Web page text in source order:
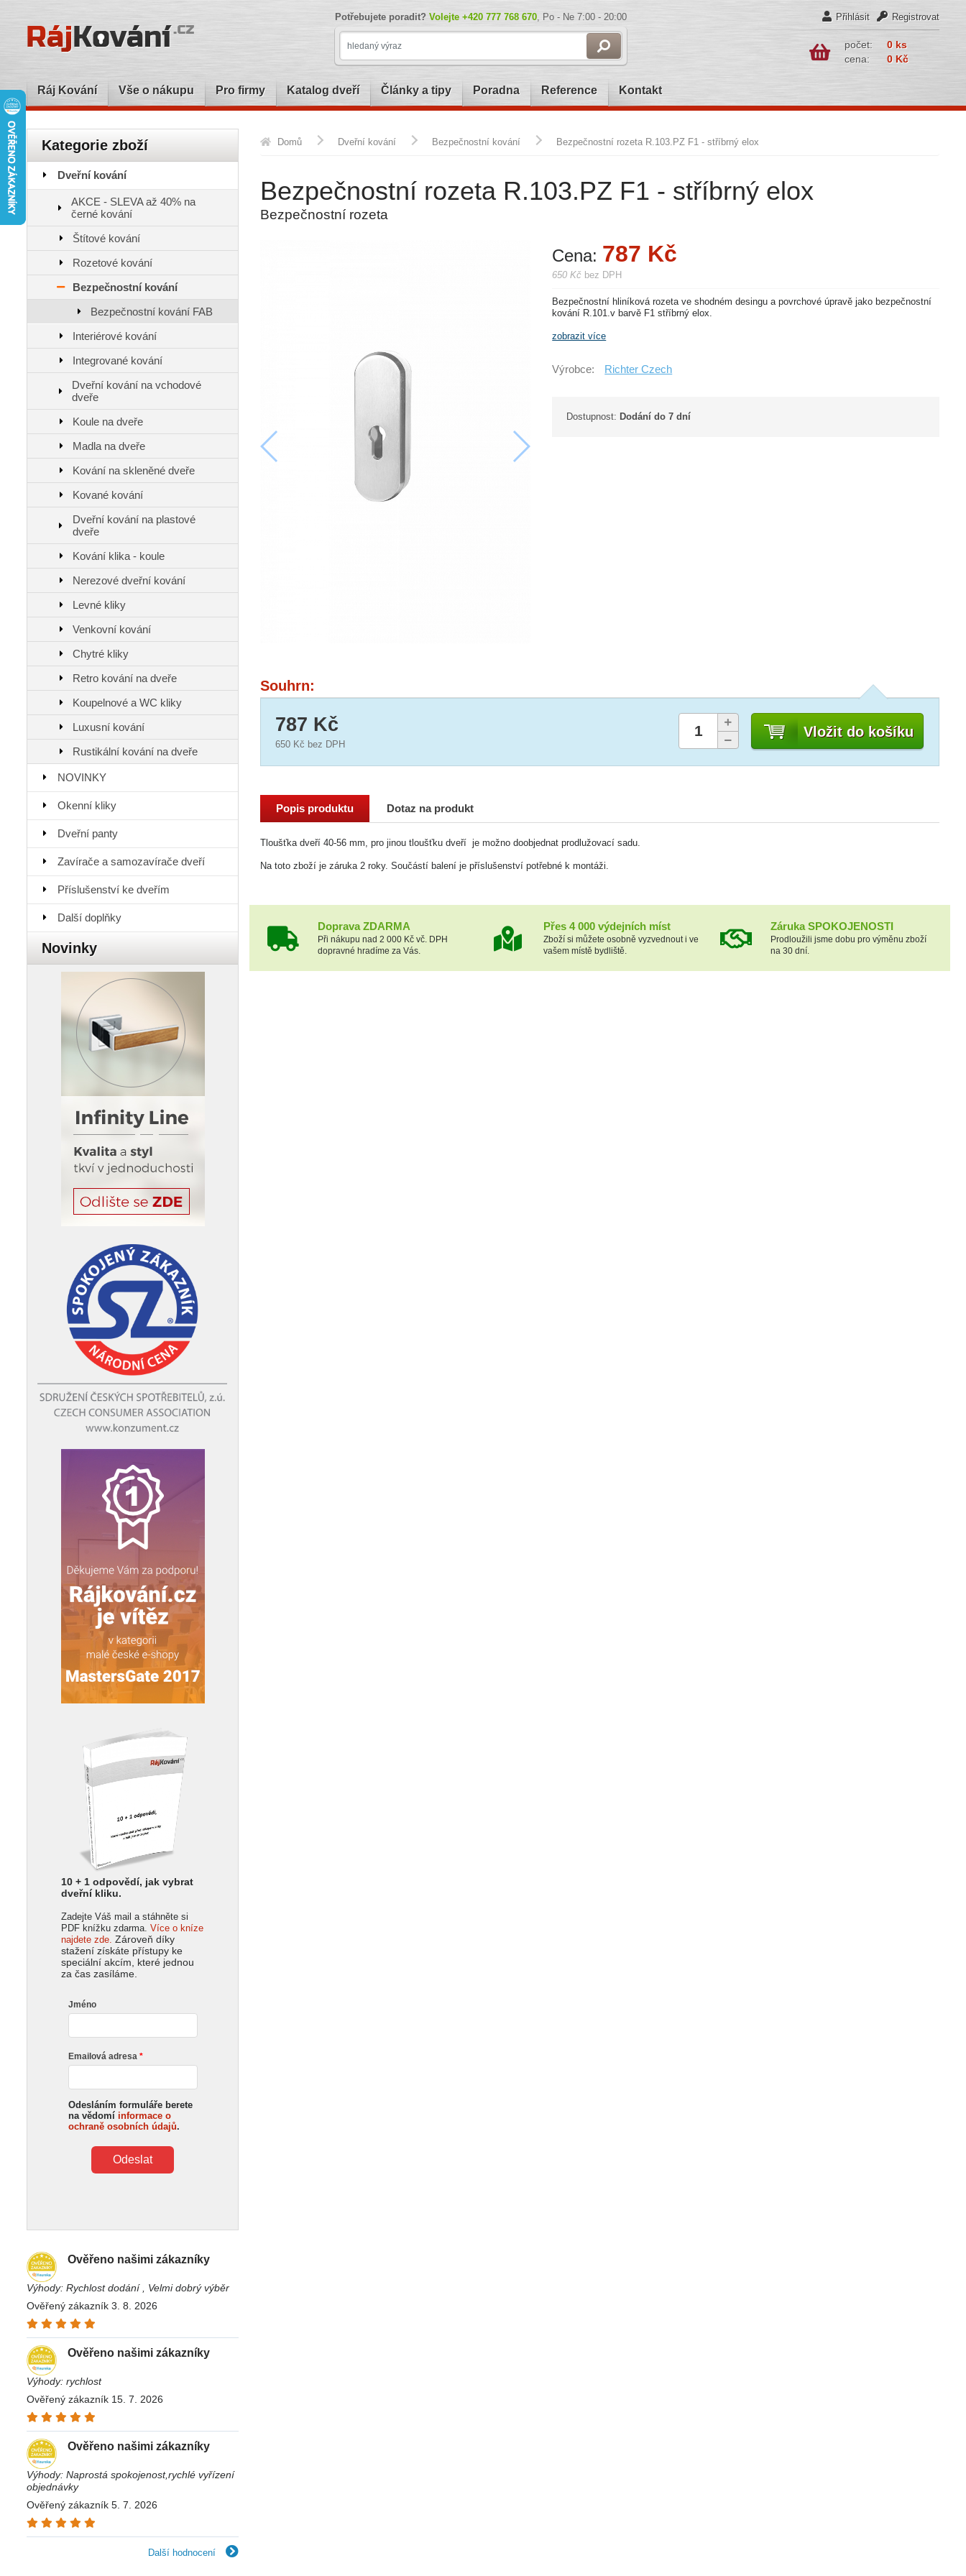
Potřebujete poradit? Volejte +420 777 768 670, Po - Ne 7:00 - 20:00 Přihlásit Registrovat
počet:
0 ks
cena:
0 Kč
Ráj Kování Vše o nákupu Pro firmy Katalog dveří Články a tipy Poradna Reference Kontakt
Kategorie zboží
Dveřní kování
AKCE - SLEVA až 40% na
černé kování
Štítové kování
Rozetové kování
Bezpečnostní kování
Bezpečnostní kování FAB
Interiérové kování
Integrované kování
Dveřní kování na vchodové
dveře
Koule na dveře
Madla na dveře
Kování na skleněné dveře
Kované kování
Dveřní kování na plastové
dveře
Kování klika - koule
Nerezové dveřní kování
Levné kliky
Venkovní kování
Chytré kliky
Retro kování na dveře
Koupelnové a WC kliky
Luxusní kování
Rustikální kování na dveře
NOVINKY
Okenní kliky
Dveřní panty
Zavírače a samozavírače dveří
Příslušenství ke dveřím
Další doplňky
Novinky
10 + 1 odpovědí, jak vybrat
dveřní kliku.
Zadejte Váš mail a stáhněte si
PDF knížku zdarma. Více o kníze
najdete zde. Zároveň díky
stažení získáte přístupy ke
speciální akcím, které jednou
za čas zasíláme.
Jméno
Emailová adresa
Odesláním formuláře berete
na vědomí informace o
ochraně osobních údajů.
Odeslat
Ověřeno našimi zákazníky
Výhody: Rychlost dodání , Velmi dobrý výběr
Ověřený zákazník 3. 8. 2026
Ověřeno našimi zákazníky
Výhody: rychlost
Ověřený zákazník 15. 7. 2026
Ověřeno našimi zákazníky
Výhody: Naprostá spokojenost,rychlé vyřízení
objednávky
Ověřený zákazník 5. 7. 2026
Další hodnocení
Domů Dveřní kování Bezpečnostní kování Bezpečnostní rozeta R.103.PZ F1 - stříbrný elox
Bezpečnostní rozeta R.103.PZ F1 - stříbrný elox
Bezpečnostní rozeta
Cena: 787 Kč
650 Kč bez DPH
Bezpečnostní hliníková rozeta ve shodném desingu a povrchové úpravě jako bezpečnostní
kování R.101.v barvě F1 stříbrný elox.
zobrazit více
Výrobce: Richter Czech
Dostupnost: Dodání do 7 dní
Souhrn:
Vložit do košíku
787 Kč
650 Kč bez DPH
Popis produktu Dotaz na produkt
Tloušťka dveří 40-56 mm, pro jinou tloušťku dveří je možno doobjednat prodlužovací sadu.
Na toto zboží je záruka 2 roky. Součástí balení je příslušenství potřebné k montáži.
Doprava ZDARMA
Při nákupu nad 2 000 Kč vč. DPH
dopravné hradíme za Vás.
Přes 4 000 výdejních míst
Zboží si můžete osobně vyzvednout i ve
vašem místě bydliště.
Záruka SPOKOJENOSTI
Prodloužili jsme dobu pro výměnu zboží
na 30 dní.